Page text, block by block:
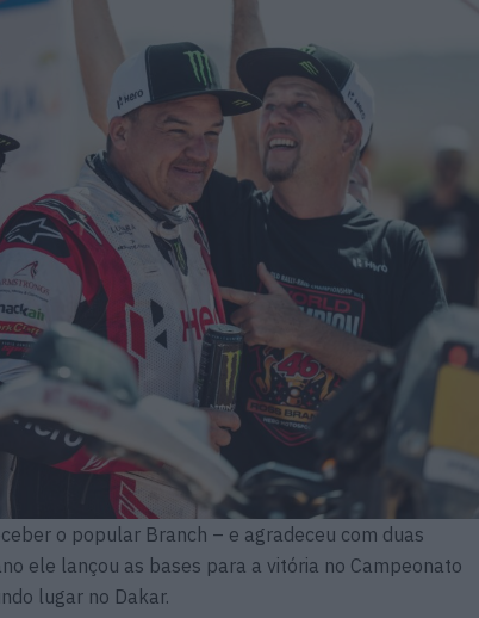
o popular Branch – e agradeceu com duas
ele lançou as bases para a vitória no Campeonato
lugar no Dakar.